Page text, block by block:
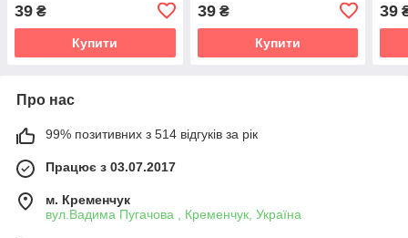
39 ₴
Купити
39₴
Купити
39
Про нас
99% позитивних з 514 відгуків за рік
Працює з 03.07.2017
м. Кременчук
вул.Вадима Пугачова , Кременчук, Україна